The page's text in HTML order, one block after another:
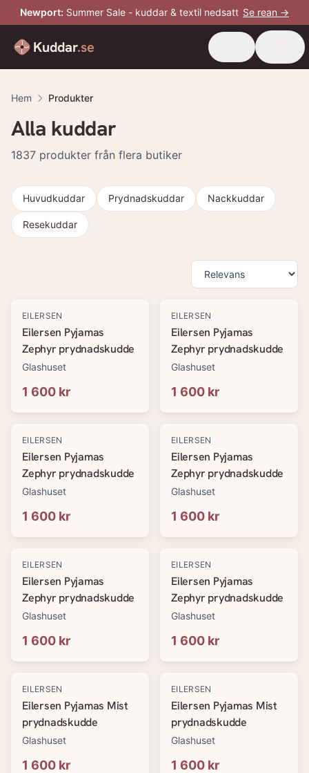
Newport: Summer Sale - kuddar & textil nedsatt Se rean →
Kuddar.se
Hem Produkter
Alla kuddar
1837 produkter från flera butiker
Huvudkuddar Prydnadskuddar Nackkuddar
Resekuddar
EILERSEN
Eilersen Pyjamas
Zephyr prydnadskudde
Glashuset
1 600 kr
EILERSEN
Eilersen Pyjamas
Zephyr prydnadskudde
Glashuset
1 600 kr
EILERSEN
Eilersen Pyjamas
Zephyr prydnadskudde
Glashuset
1 600 kr
EILERSEN
Eilersen Pyjamas
Zephyr prydnadskudde
Glashuset
1 600 kr
EILERSEN
Eilersen Pyjamas
Zephyr prydnadskudde
Glashuset
1 600 kr
EILERSEN
Eilersen Pyjamas
Zephyr prydnadskudde
Glashuset
1 600 kr
EILERSEN
Eilersen Pyjamas Mist
prydnadskudde
Glashuset
1 600 kr
EILERSEN
Eilersen Pyjamas Mist
prydnadskudde
Glashuset
1 600 kr